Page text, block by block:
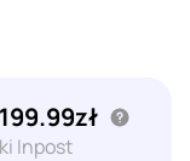
Inpost